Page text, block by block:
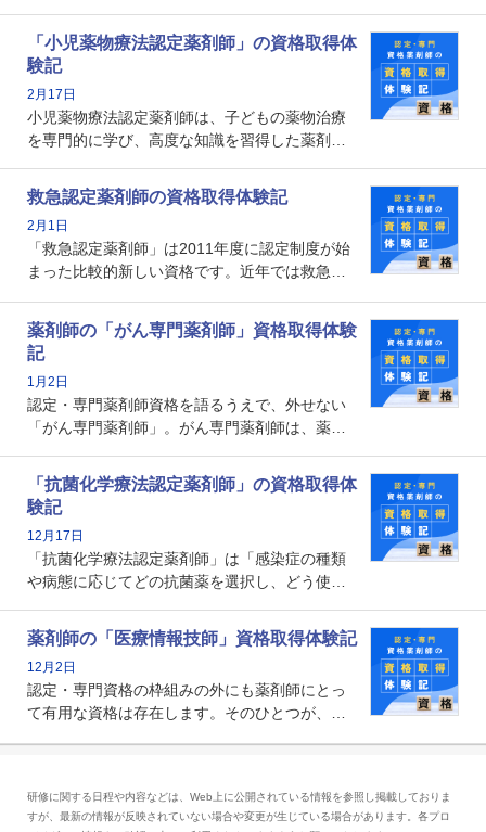
となります。取得要件は多岐に渡り、審査も複
数回ありますが、患者さんに対して一定の能力
の証明になる資格と言えます。
「小児薬物療法認定薬剤師」の資格取得体
験記
2月17日
小児薬物療法認定薬剤師は、子どもの薬物治療
を専門的に学び、高度な知識を習得した薬剤師
や、特有の疾患、心理状況を理解し、専門性を
深めることで、子どもとその保護者に寄り添え
る存在です。今回はそんな小児薬物療法認定薬
剤師の取得体験記をご紹介します。
救急認定薬剤師の資格取得体験記
2月1日
「救急認定薬剤師」は2011年度に認定制度が始
まった比較的新しい資格です。近年では救急病
増えているのではないでしょうか。今回はそん
な救急認定薬剤師の取得体験記をご紹介しま
す。
薬剤師の「がん専門薬剤師」資格取得体験
記
1月2日
認定・専門薬剤師資格を語るうえで、外せない
「がん専門薬剤師」。がん専門薬剤師は、薬剤
関する資格として、2009年に発足しました。薬
剤師の専門性を活かして高度化するがん医療に
貢献する姿は、今も病院薬剤師にとって一目置
かれる存在です。
「抗菌化学療法認定薬剤師」の資格取得体
験記
12月17日
「抗菌化学療法認定薬剤師」は「感染症の種類
や病態に応じてどの抗菌薬を選択し、どう使っ
る薬剤師です。現在、感染防止対策加算の施設
基準に専任の薬剤師配置が挙げられており、今
後は感染症領域で薬剤師に、より多くの役割が
求められる可能性もあります。
薬剤師の「医療情報技師」資格取得体験記
12月2日
認定・専門資格の枠組みの外にも薬剤師にとっ
て有用な資格は存在します。そのひとつが、
とは、病院薬剤師を中心に大きな武器になりま
す。
研修に関する日程や内容などは、Web上に公開されている情報を参照し掲載しておりま
すが、最新の情報が反映されていない場合や変更が生じている場合があります。各プロ